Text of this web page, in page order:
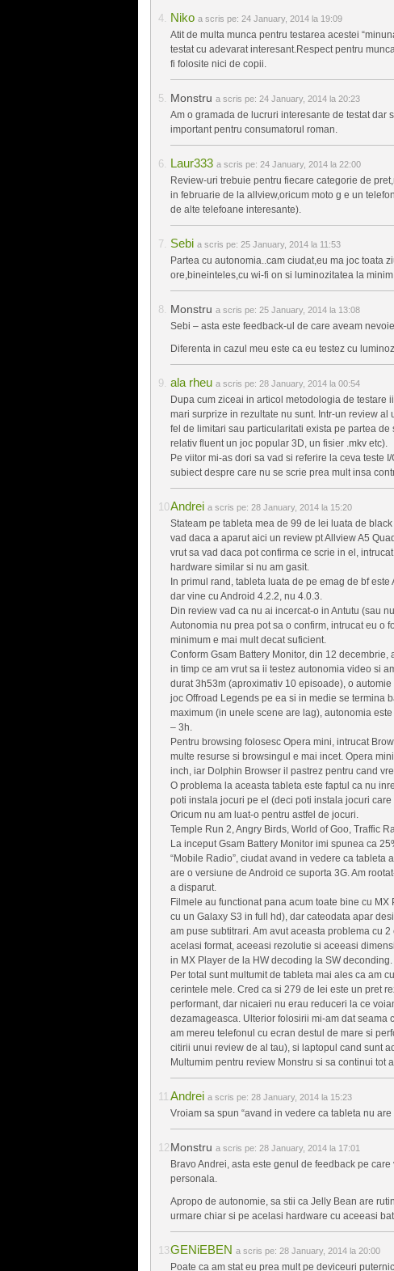
Niko a scris pe: 24 January, 2014 la 19:09
Atit de multa munca pentru testarea acestei
testat cu adevarat interesant.Respect pentru
fi folosite nici de copii.
Monstru a scris pe: 24 January, 2014 la 20:23
Am o gramada de lucruri interesante de testat dar
important pentru consumatorul roman.
Laur333 a scris pe: 24 January, 2014 la 22:00
Review-uri trebuie pentru fiecare categorie de
in februarie de la allview,oricum moto g e un
de alte telefoane interesante).
Sebi a scris pe: 25 January, 2014 la 11:53
Partea cu autonomia..cam ciudat,eu ma joc toata
ore,bineinteles,cu wi-fi on si luminozitatea la
Monstru a scris pe: 25 January, 2014 la 13:08
Sebi – asta este feedback-ul de care aveam
Diferenta in cazul meu este ca eu testez cu
ala rheu a scris pe: 28 January, 2014 la 00:54
Dupa cum ziceai in articol metodologia de testare
mari surprize in rezultate nu sunt. Intr-un review
fel de limitari sau particularitati exista pe partea
relativ fluent un joc popular 3D, un fisier .mkv etc).
Pe viitor mi-as dori sa vad si referire la ceva teste
subiect despre care nu se scrie prea mult insa
Andrei a scris pe: 28 January, 2014 la 15:20
Stateam pe tableta mea de 99 de lei luata de
vad daca a aparut aici un review pt Allview A5
vrut sa vad daca pot confirma ce scrie in el,
hardware similar si nu am gasit.
In primul rand, tableta luata de pe emag de bf
dar vine cu Android 4.2.2, nu 4.0.3.
Din review vad ca nu ai incercat-o in Antutu (sau
Autonomia nu prea pot sa o confirm, intrucat eu o
minimum e mai mult decat suficient.
Conform Gsam Battery Monitor, din 12
in timp ce am vrut sa ii testez autonomia video si
durat 3h53m (aproximativ 10 episoade), o
joc Offroad Legends pe ea si in medie se termina
maximum (in unele scene are lag), autonomia
– 3h.
Pentru browsing folosesc Opera mini, intrucat
multe resurse si browsingul e mai incet. Opera
inch, iar Dolphin Browser il pastrez pentru cand
O problema la aceasta tableta este faptul ca nu
poti instala jocuri pe el (deci poti instala jocuri
Oricum nu am luat-o pentru astfel de jocuri.
Temple Run 2, Angry Birds, World of Goo, Traffic
La inceput Gsam Battery Monitor imi spunea ca
“Mobile Radio”, ciudat avand in vedere ca tableta
are o versiune de Android ce suporta 3G. Am
a disparut.
Filmele au functionat pana acum toate bine cu
cu un Galaxy S3 in full hd), dar cateodata apar
am puse subtitrari. Am avut aceasta problema cu
acelasi format, aceeasi rezolutie si aceeasi
in MX Player de la HW decoding la SW deconding.
Per total sunt multumit de tableta mai ales ca am
cerintele mele. Cred ca si 279 de lei este un pret
performant, dar nicaieri nu erau reduceri la ce
dezamageasca. Ulterior folosirii mi-am dat seama
am mereu telefonul cu ecran destul de mare si
citirii unui review de al tau), si laptopul cand sunt
Multumim pentru review Monstru si sa continui tot
Andrei a scris pe: 28 January, 2014 la 15:23
Vroiam sa spun “avand in vedere ca tableta nu are
Monstru a scris pe: 28 January, 2014 la 17:01
Bravo Andrei, asta este genul de feedback pe
personala.
Apropo de autonomie, sa stii ca Jelly Bean are
urmare chiar si pe acelasi hardware cu aceeasi
GENiEBEN a scris pe: 28 January, 2014 la 20:00
Poate ca am stat eu prea mult pe deviceuri